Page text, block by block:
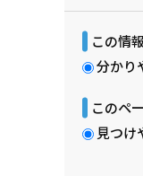
この情
分かり
このペ
見つけ